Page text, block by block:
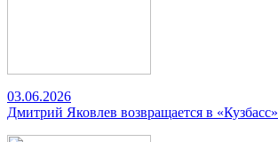
03.06.2026
Дмитрий Яковлев возвращается в «Кузбасс»